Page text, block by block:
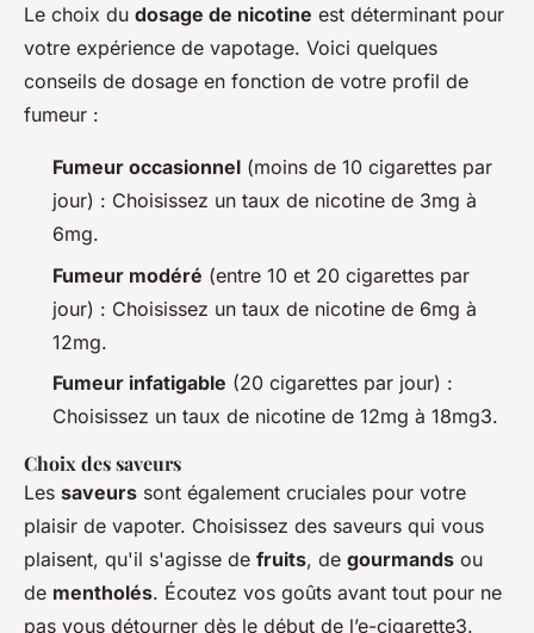
Le choix du dosage de nicotine est déterminant pour
votre expérience de vapotage. Voici quelques
conseils de dosage en fonction de votre profil de
fumeur :
Fumeur occasionnel (moins de 10 cigarettes par
jour) : Choisissez un taux de nicotine de 3mg à
6mg.
Fumeur modéré (entre 10 et 20 cigarettes par
jour) : Choisissez un taux de nicotine de 6mg à
12mg.
Fumeur infatigable (20 cigarettes par jour) :
Choisissez un taux de nicotine de 12mg à 18mg3.
Choix des saveurs
Les saveurs sont également cruciales pour votre
plaisir de vapoter. Choisissez des saveurs qui vous
plaisent, qu'il s'agisse de fruits, de gourmands ou
de mentholés. Écoutez vos goûts avant tout pour ne
pas vous détourner dès le début de l’e-cigarette3.